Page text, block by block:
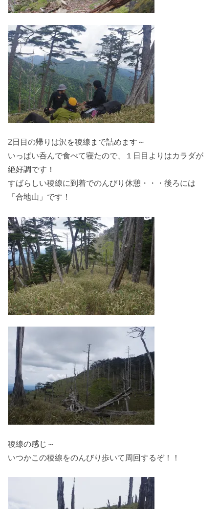
2日目の帰りは沢を稜線まで詰めます～
いっぱい呑んで食べて寝たので、１日目よりはカラダが
絶好調です！
すばらしい稜線に到着でのんびり休憩・・・後ろには
「合地山」です！
稜線の感じ～
いつかこの稜線をのんびり歩いて周回するぞ！！